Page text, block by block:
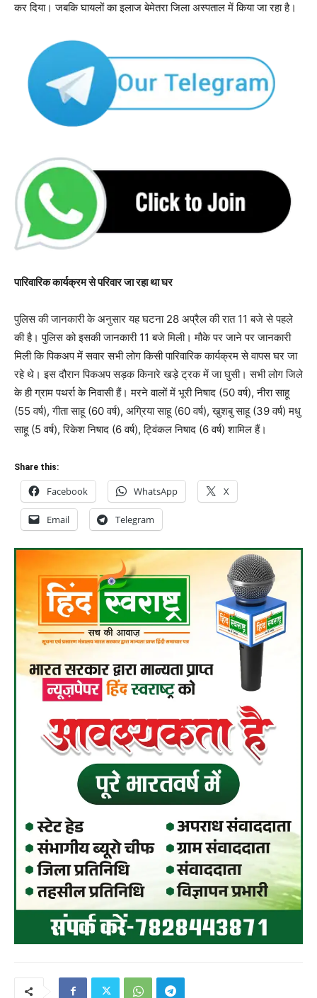
कर दिया। जबकि घायलों का इलाज बेमेतरा जिला अस्पताल में किया जा रहा है।
पारिवारिक कार्यक्रम से परिवार जा रहा था घर
पुलिस की जानकारी के अनुसार यह घटना 28 अप्रैल की रात 11 बजे से पहले
की है। पुलिस को इसकी जानकारी 11 बजे मिली। मौके पर जाने पर जानकारी
मिली कि पिकअप में सवार सभी लोग किसी पारिवारिक कार्यक्रम से वापस घर जा
रहे थे। इस दौरान पिकअप सड़क किनारे खड़े ट्रक में जा घुसी। सभी लोग जिले
के ही ग्राम पथर्रा के निवासी हैं। मरने वालों में भूरी निषाद (50 वर्ष), नीरा साहू
(55 वर्ष), गीता साहू (60 वर्ष), अग्रिया साहू (60 वर्ष), खुशबु साहू (39 वर्ष) मधु
साहू (5 वर्ष), रिकेश निषाद (6 वर्ष), ट्विंकल निषाद (6 वर्ष) शामिल हैं।
Share this:
Facebook WhatsApp X
Email Telegram